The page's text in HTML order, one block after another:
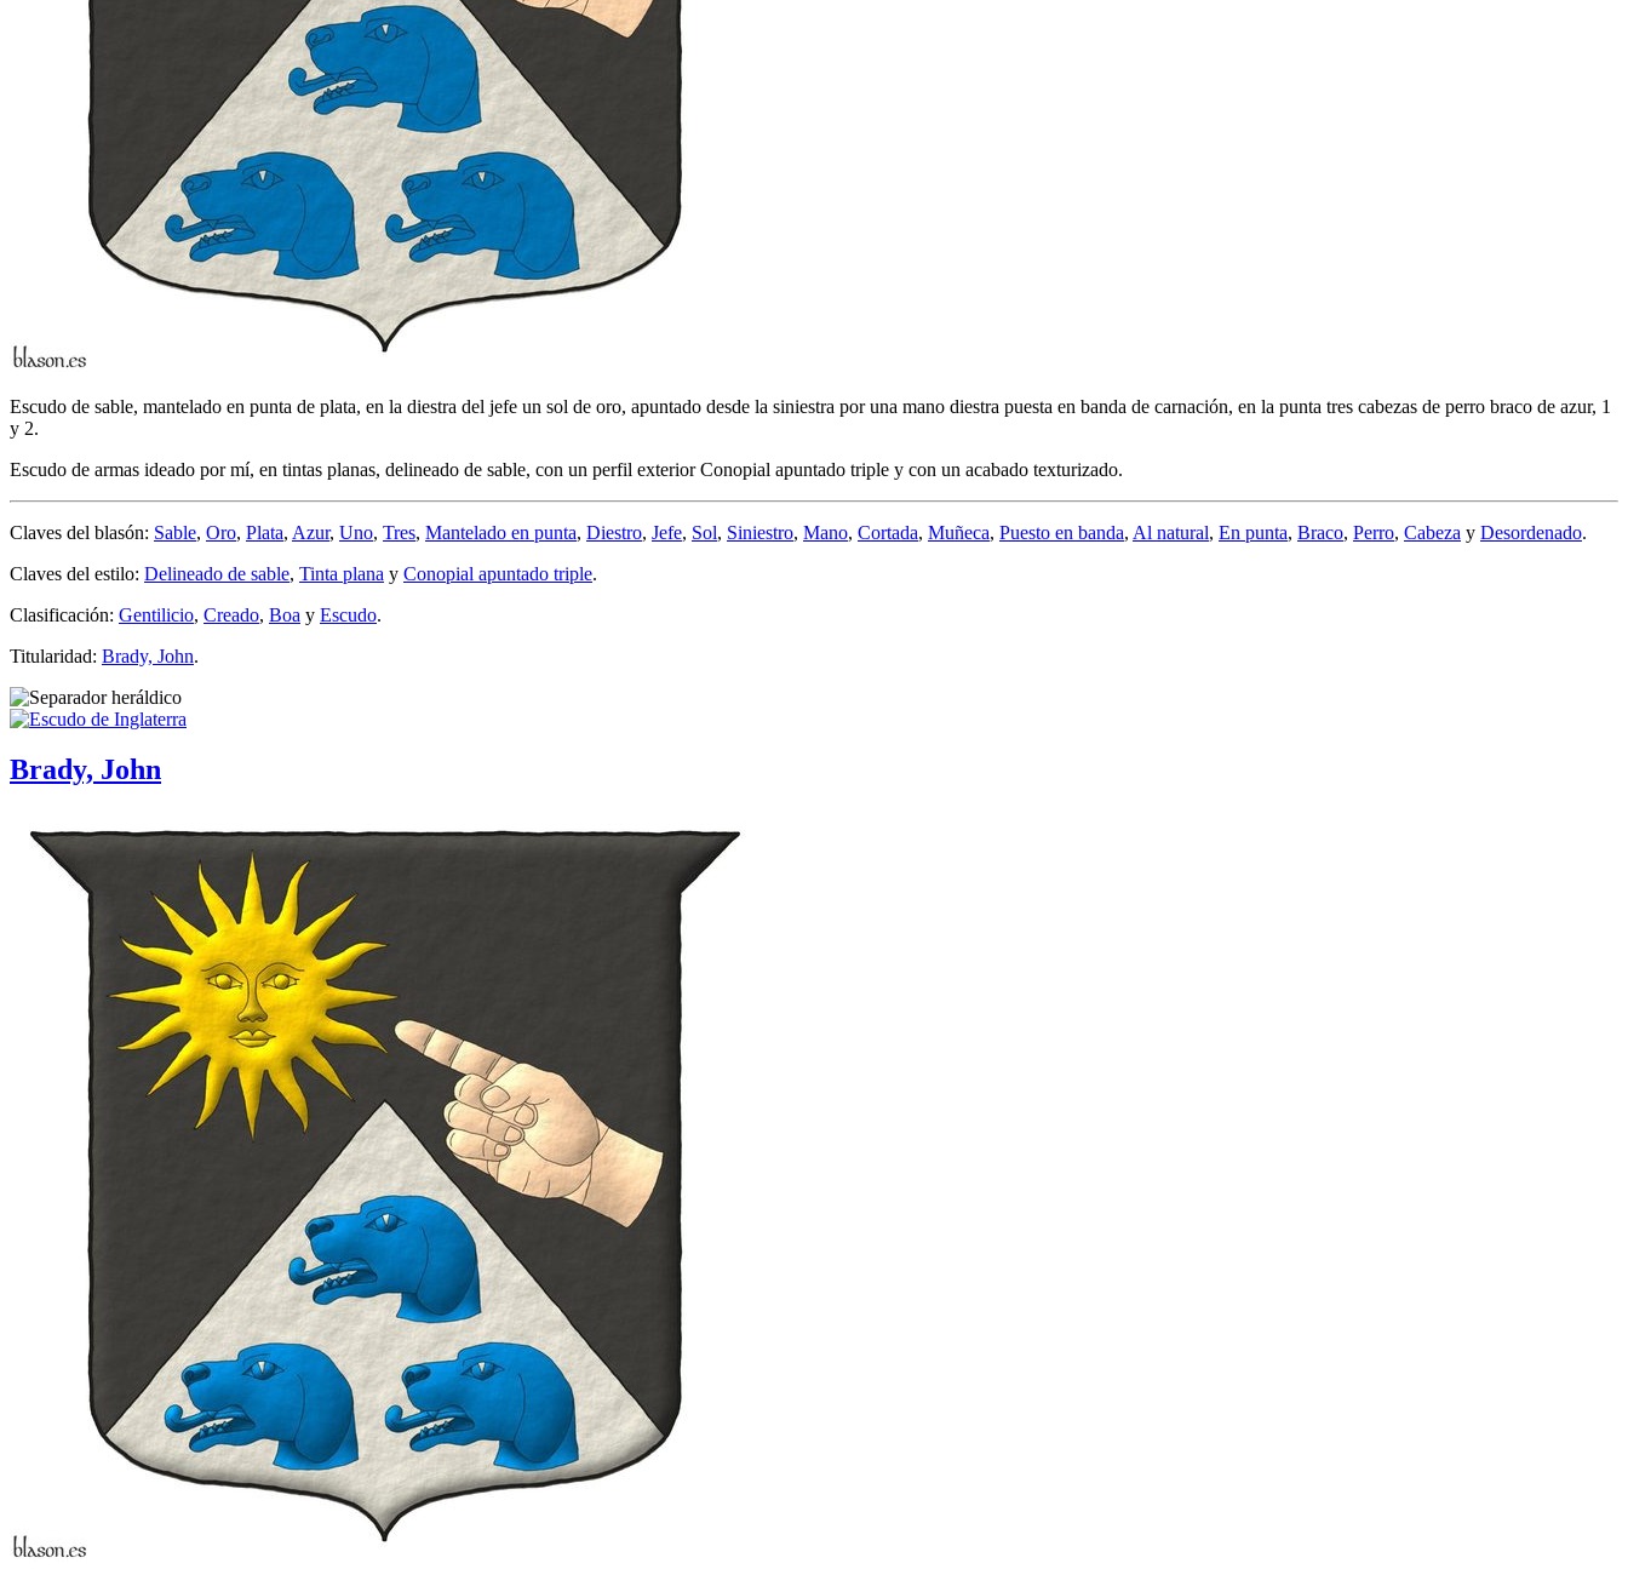
Escudo de sable, mantelado en punta de plata, en la diestra del jefe un sol de oro, apuntado desde la siniestra por una mano diestra puesta en banda de carnación, en la punta tres cabezas de perro braco de azur, 1
y 2.
Escudo de armas ideado por mí, en tintas planas, delineado de sable, con un perfil exterior Conopial apuntado triple y con un acabado texturizado.
Claves del blasón: Sable, Oro, Plata, Azur, Uno, Tres, Mantelado en punta, Diestro, Jefe, Sol, Siniestro, Mano, Cortada, Muñeca, Puesto en banda, Al natural, En punta, Braco, Perro, Cabeza y Desordenado.
Claves del estilo: Delineado de sable, Tinta plana y Conopial apuntado triple.
Clasificación: Gentilicio, Creado, Boa y Escudo.
Titularidad: Brady, John.
Brady, John